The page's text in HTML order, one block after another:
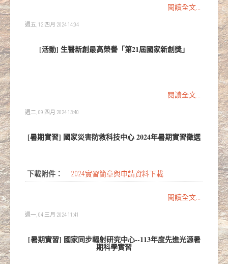
閱讀全文...
週五, 12 四月 2024 14:04
[活動] 生醫新創最高榮譽「第21屆國家新創獎」
閱讀全文...
週二, 09 四月 2024 13:40
[暑期實習] 國家災害防救科技中心 2024年暑期實習徵選
下載附件： 2024實習簡章與申請資料下載
閱讀全文...
週一, 04 三月 2024 11:41
[暑期實習] 國家同步輻射研究中心--113年度先進光源暑
期科學實習